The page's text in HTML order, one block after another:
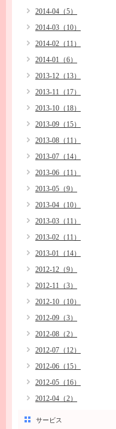
2014-04（5）
2014-03（10）
2014-02（11）
2014-01（6）
2013-12（13）
2013-11（17）
2013-10（18）
2013-09（15）
2013-08（11）
2013-07（14）
2013-06（11）
2013-05（9）
2013-04（10）
2013-03（11）
2013-02（11）
2013-01（14）
2012-12（9）
2012-11（3）
2012-10（10）
2012-09（3）
2012-08（2）
2012-07（12）
2012-06（15）
2012-05（16）
2012-04（2）
サービス